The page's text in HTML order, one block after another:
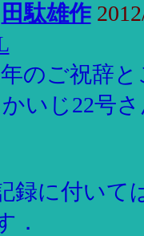
田駄雄作
のご祝辞
いじ22号
録に付いて
．